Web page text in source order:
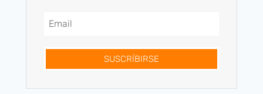
SUSCRÍBIRSE